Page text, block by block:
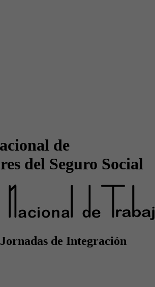
de
del Seguro Social
Jornadas de Integración